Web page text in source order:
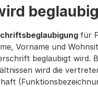
für
Vorname und
beglaubigt wird.
wird die